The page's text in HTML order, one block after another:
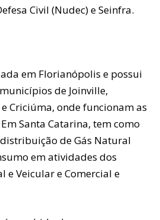
Civil (Nudec) e Seinfra.
em Florianópolis e possui
de Joinville,
Criciúma, onde funcionam as
Santa Catarina, tem como
de Gás Natural
em atividades dos
e Veicular e Comercial e